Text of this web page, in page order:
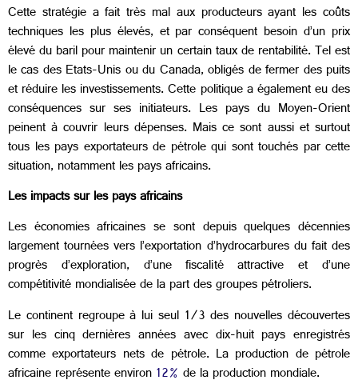
Cette stratégie a fait très mal aux producteurs ayant les coûts
techniques les plus élevés, et par conséquent besoin d’un prix
élevé du baril pour maintenir un certain taux de rentabilité. Tel est
le cas des Etats-Unis ou du Canada, obligés de fermer des puits
et réduire les investissements. Cette politique a également eu des
conséquences sur ses initiateurs. Les pays du Moyen-Orient
peinent à couvrir leurs dépenses. Mais ce sont aussi et surtout
tous les pays exportateurs de pétrole qui sont touchés par cette
situation, notamment les pays africains.
Les impacts sur les pays africains
Les économies africaines se sont depuis quelques décennies
largement tournées vers l’exportation d’hydrocarbures du fait des
progrès d’exploration, d’une fiscalité attractive et d’une
compétitivité mondialisée de la part des groupes pétroliers.
Le continent regroupe à lui seul 1/3 des nouvelles découvertes
sur les cinq dernières années avec dix-huit pays enregistrés
comme exportateurs nets de pétrole. La production de pétrole
africaine représente environ12% de la production mondiale.